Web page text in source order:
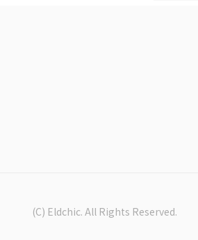
(C) Eldchic. All Rights Reserved.